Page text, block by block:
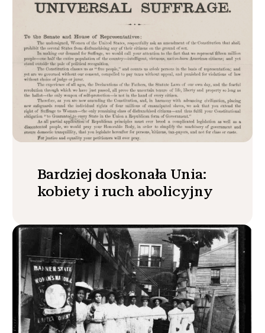
Bardziej doskonała Unia:
kobiety i ruch abolicyjny